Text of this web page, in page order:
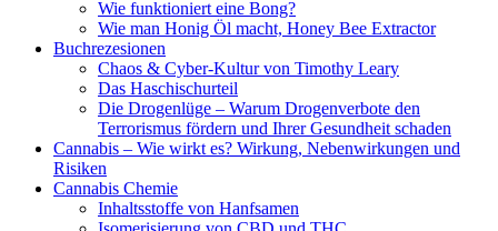
Wie funktioniert eine Bong?
Wie man Honig Öl macht, Honey Bee Extractor
Buchrezesionen
Chaos & Cyber-Kultur von Timothy Leary
Das Haschischurteil
Die Drogenlüge – Warum Drogenverbote den
Terrorismus fördern und Ihrer Gesundheit schaden
Cannabis – Wie wirkt es? Wirkung, Nebenwirkungen und
Risiken
Cannabis Chemie
Inhaltsstoffe von Hanfsamen